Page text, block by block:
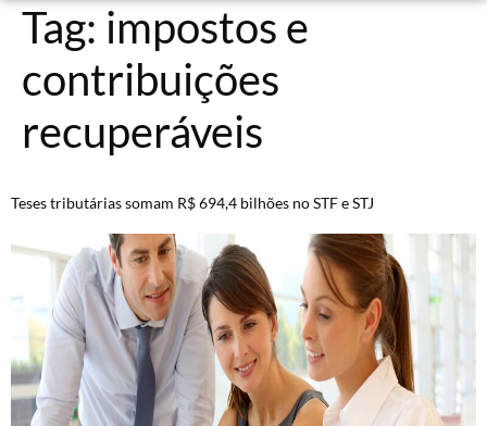
Tag: impostos e
contribuições
recuperáveis
Teses tributárias somam R$ 694,4 bilhões no STF e STJ